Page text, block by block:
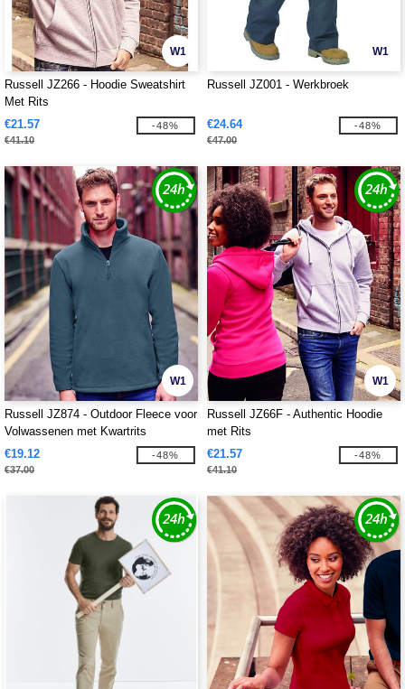
W1
Russell JZ266 - Hoodie Sweatshirt
Met Rits
€21.57
€41.10
-48%
W1
Russell JZ001 - Werkbroek
€24.64
€47.00
-48%
W1
Russell JZ874 - Outdoor Fleece voor
Volwassenen met Kwartrits
€19.12
€37.00
-48%
W1
Russell JZ66F - Authentic Hoodie
met Rits
€21.57
€41.10
-48%